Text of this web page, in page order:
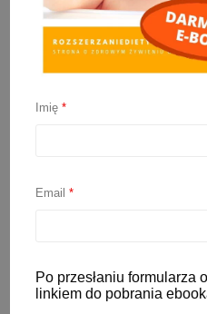
coraz bardziej
dobrym
Imię*
Email*
Po przesłaniu formularza
linkiem do pobrania